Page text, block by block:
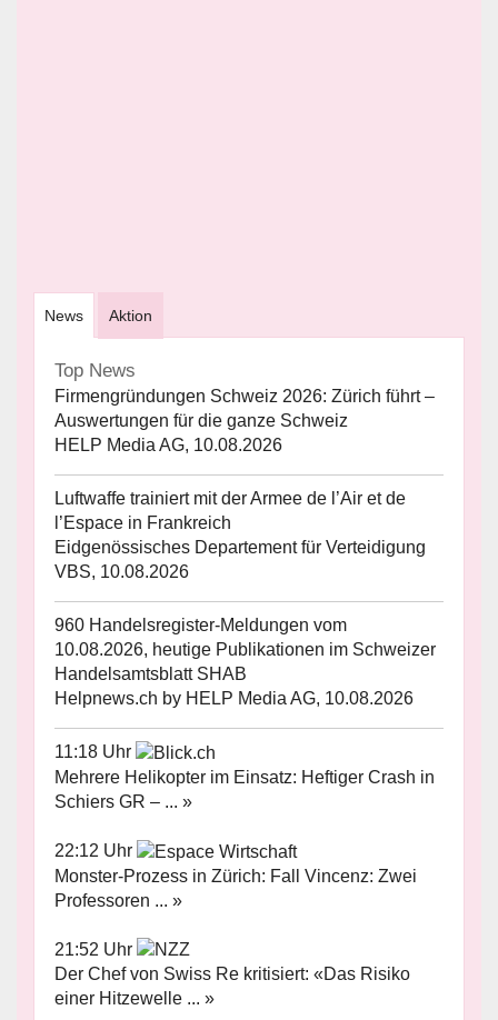
News Aktion
Top News
Firmengründungen Schweiz 2026: Zürich führt –
Auswertungen für die ganze Schweiz
HELP Media AG, 10.08.2026
Luftwaffe trainiert mit der Armee de l’Air et de
l’Espace in Frankreich
Eidgenössisches Departement für Verteidigung
VBS, 10.08.2026
960 Handelsregister-Meldungen vom
10.08.2026, heutige Publikationen im Schweizer
Handelsamtsblatt SHAB
Helpnews.ch by HELP Media AG, 10.08.2026
11:18 Uhr
Mehrere Helikopter im Einsatz: Heftiger Crash in
Schiers GR – ... »
22:12 Uhr
Monster-Prozess in Zürich: Fall Vincenz: Zwei
Professoren ... »
21:52 Uhr
Der Chef von Swiss Re kritisiert: «Das Risiko
einer Hitzewelle ... »